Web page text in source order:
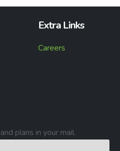
Extra Links
Careers
plans in your mail.